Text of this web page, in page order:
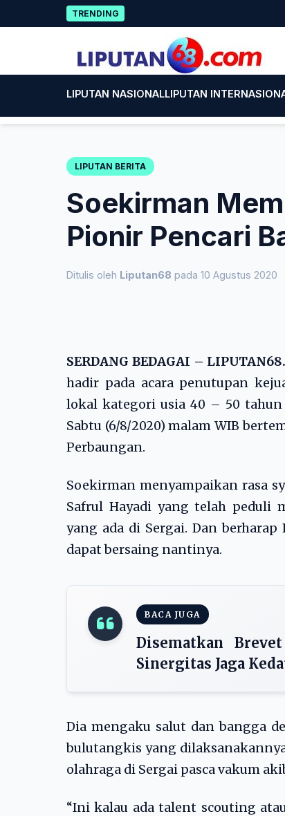
to
TRENDING 75
LIPUTAN NASIONALLIPUTAN
LIPUTAN BERITA
Soekirman
Pionir Pencari
Ditulis oleh Liputan68 pada 10 Agustus 2020
SERDANG BEDAGAI –
hadir pada acara penutupan
lokal kategori usia 40 – 50 tahun
Sabtu (6/8/2020) malam WIB
Perbaungan.
Soekirman menyampaikan rasa
Safrul Hayadi yang telah peduli
yang ada di Sergai. Dan
dapat bersaing nantinya.
BACA JUGA
Disematkan
Sinergitas Jaga
Dia mengaku salut dan bangga
bulutangkis yang
olahraga di Sergai pasca vakum
“Ini kalau ada talent scouting